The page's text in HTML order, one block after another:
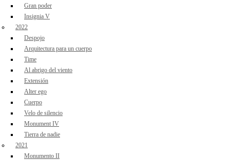
Gran poder
Insignia V
2022
Despojo
Arquitectura para un cuerpo
Time
Al abrigo del viento
Extensión
Alter ego
Cuerpo
Velo de silencio
Monument IV
Tierra de nadie
2021
Monumento II